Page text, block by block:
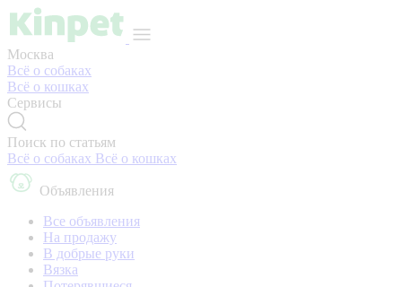
Москва
Всё о собаках
Всё о кошках
Сервисы
Поиск по статьям
Всё о собаках Всё о кошках
Объявления
Все объявления
На продажу
В добрые руки
Вязка